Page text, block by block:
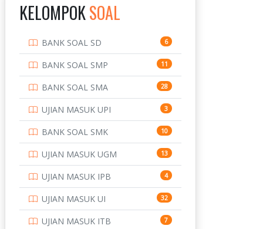
INSTITUT TEKNOLOGI
INSTITUT TEKNOLOGI
SEPULUH NOVEMBER
10
INSTITUT TEKNOLOGI
SUMATERA
9
IPDN / STPDN 148
PENDIDIKAN 943
PERBANKAN 3
POLRI 169
POLTEK SSN 7
4
KELOMPOKSOAL
BANK SOAL SD 6
BANK SOAL SMP 11
BANK SOAL SMA 28
UJIAN MASUK UPI 3
BANK SOAL SMK 10
UJIAN MASUK UGM 13
UJIAN MASUK IPB 4
UJIAN MASUK UI 32
UJIAN MASUK ITB 7